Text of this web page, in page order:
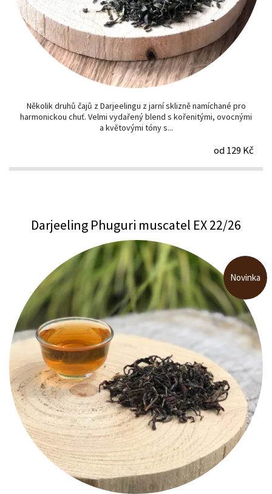
Několik druhů čajů z Darjeelingu z jarní sklizně namíchané pro
harmonickou chuť. Velmi vydařený blend s kořenitými, ovocnými
a květovými tóny s...
od 129 Kč
Darjeeling Phuguri muscatel EX 22/26
Novinka